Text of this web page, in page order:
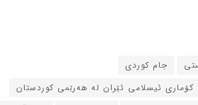
جام کوردی
ئیسلامی ئێران له‌ هه‌رێمی کوردستان